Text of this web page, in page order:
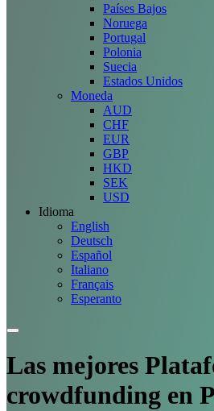
Países Bajos
Noruega
Portugal
Polonia
Suecia
Estados Unidos
Moneda
AUD
CHF
EUR
GBP
HKD
SEK
USD
Idioma
English
Deutsch
Español
Italiano
Français
Esperanto
Las mejores
crowdfunding en